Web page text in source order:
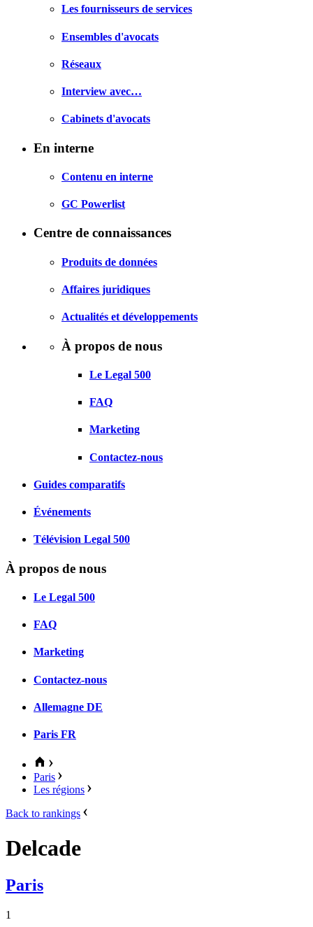
Les fournisseurs de services
Ensembles d'avocats
Réseaux
Interview avec…
Cabinets d'avocats
En interne
Contenu en interne
GC Powerlist
Centre de connaissances
Produits de données
Affaires juridiques
Actualités et développements
À propos de nous
Le Legal 500
FAQ
Marketing
Contactez-nous
Guides comparatifs
Événements
Télévision Legal 500
À propos de nous
Le Legal 500
FAQ
Marketing
Contactez-nous
Allemagne DE
Paris FR
Paris
Les régions
Back to rankings
Delcade
Paris
1